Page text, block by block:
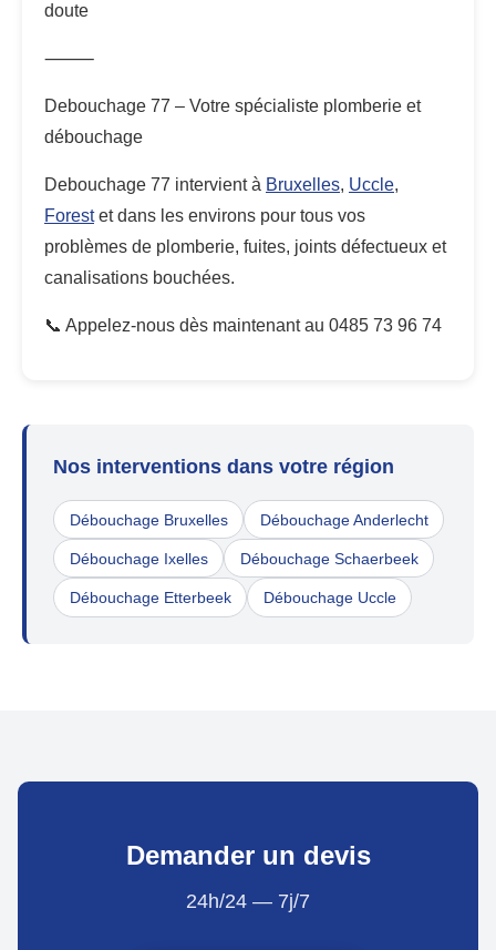
doute
⸻
Debouchage 77 – Votre spécialiste plomberie et
débouchage
Debouchage 77 intervient à Bruxelles, Uccle,
Forestet dans les environs pour tous vos
problèmes de plomberie, fuites, joints défectueux et
canalisations bouchées.
📞 Appelez-nous dès maintenant au 0485 73 96 74
Nos interventions dans votre région
Débouchage Bruxelles Débouchage Anderlecht
Débouchage Ixelles Débouchage Schaerbeek
Débouchage Etterbeek Débouchage Uccle
Demander un devis
24h/24 — 7j/7